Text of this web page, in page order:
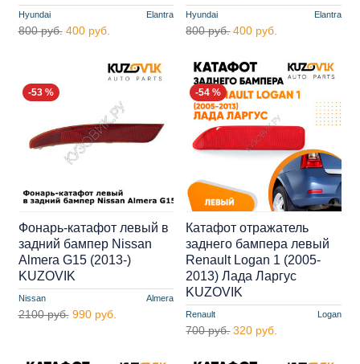
Hyundai Elantra
800 руб. 400 руб.
Hyundai Elantra
800 руб. 400 руб.
-53 %
Nissan Almera
Фонарь-катафот левый в
задний бампер Nissan
Almera G15 (2013-)
KUZOVIK
2100 руб. 990 руб.
-54 %
Renault Logan
Катафот отражатель
заднего бампера левый
Renault Logan 1 (2005-
2013) Лада Ларгус
KUZOVIK
700 руб. 320 руб.